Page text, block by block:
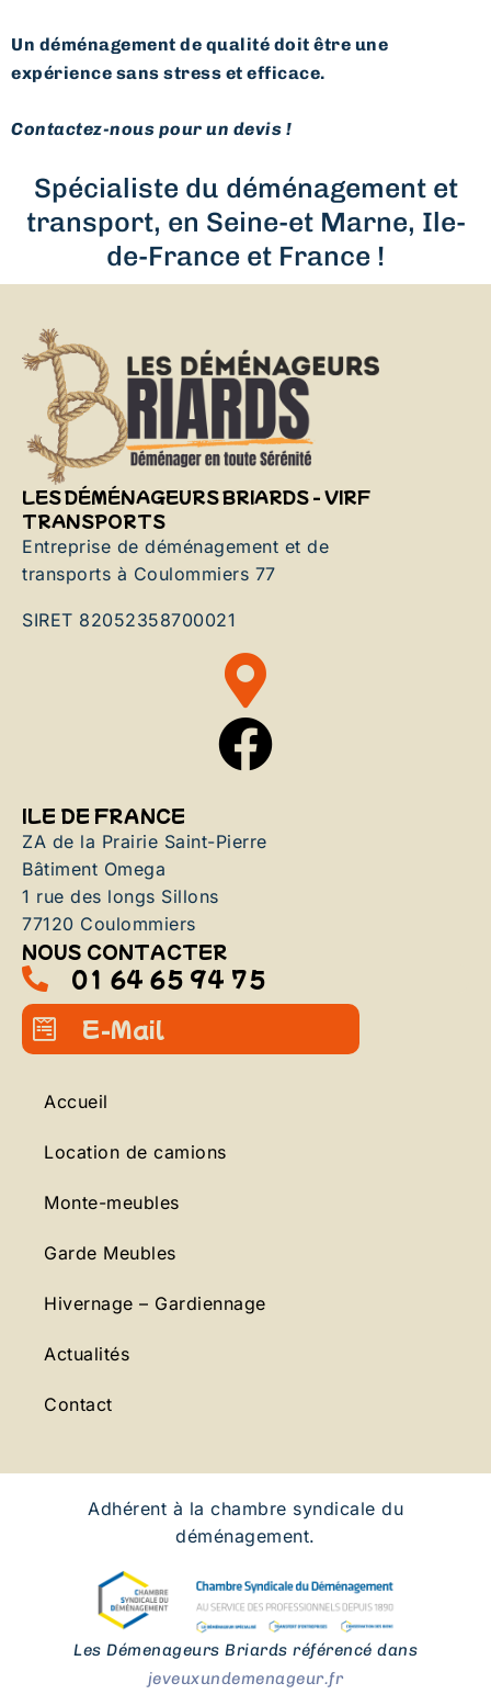
Un déménagement de qualité doit être une
expérience sans stress et efficace.
Contactez-nous pour un devis !
Spécialiste du déménagement et
transport, en Seine-et Marne, Ile-
de-France et France !
LES DÉMÉNAGEURS BRIARDS - VIRF
TRANSPORTS
Entreprise de déménagement et de
transports à Coulommiers 77
SIRET 82052358700021
ILE DE FRANCE
ZA de la Prairie Saint-Pierre
Bâtiment Omega
1 rue des longs Sillons
77120 Coulommiers
NOUS CONTACTER
01 64 65 94 75
E-Mail
Accueil
Location de camions
Monte-meubles
Garde Meubles
Hivernage – Gardiennage
Actualités
Contact
Adhérent à la chambre syndicale du
déménagement.
Les Démenageurs Briards référencé dans
jeveuxundemenageur.fr